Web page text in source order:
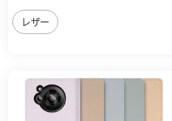
レザー